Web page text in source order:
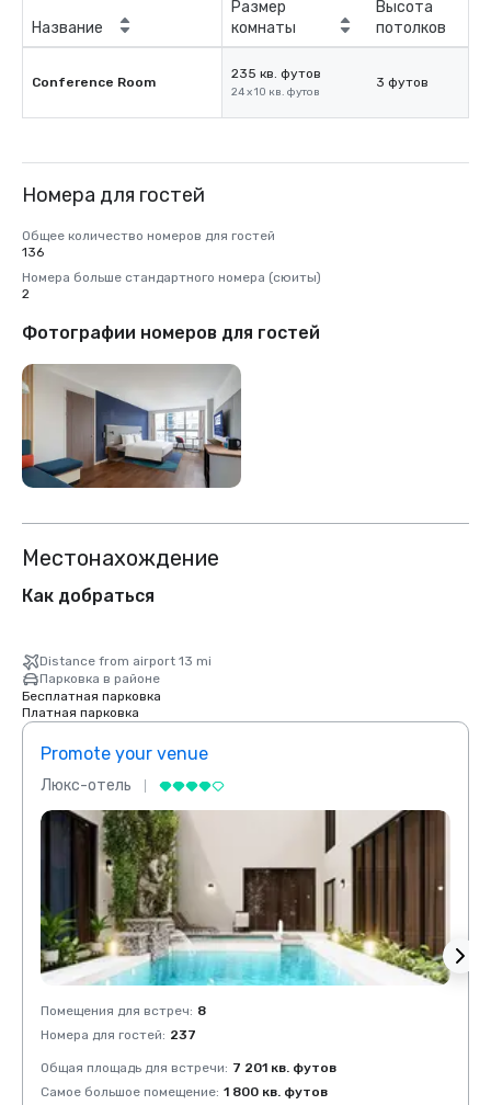
Название
Размер
комнаты
Высота
потолков
Conference Room
235 кв. футов
24 x 10 кв. футов
3 футов
Номера для гостей
Общее количество номеров для гостей
136
Номера больше стандартного номера (сюиты)
2
Фотографии номеров для гостей
Местонахождение
Как добраться
Distance from airport 13 mi
Парковка в районе
Бесплатная парковка
Платная парковка
Promote your venue
Люкс-отель
Помещения для встреч: 8
Номера для гостей: 237
Общая площадь для встречи: 7 201 кв. футов
Самое большое помещение: 1 800 кв. футов